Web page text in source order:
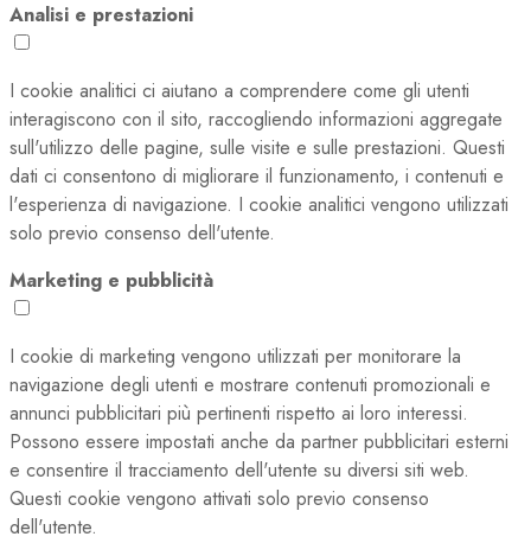
Analisi e prestazioni
I cookie analitici ci aiutano a comprendere come gli utenti
interagiscono con il sito, raccogliendo informazioni aggregate
sull'utilizzo delle pagine, sulle visite e sulle prestazioni. Questi
dati ci consentono di migliorare il funzionamento, i contenuti e
l'esperienza di navigazione. I cookie analitici vengono utilizzati
solo previo consenso dell'utente.
Marketing e pubblicità
I cookie di marketing vengono utilizzati per monitorare la
navigazione degli utenti e mostrare contenuti promozionali e
annunci pubblicitari più pertinenti rispetto ai loro interessi.
Possono essere impostati anche da partner pubblicitari esterni
e consentire il tracciamento dell'utente su diversi siti web.
Questi cookie vengono attivati solo previo consenso
dell'utente.